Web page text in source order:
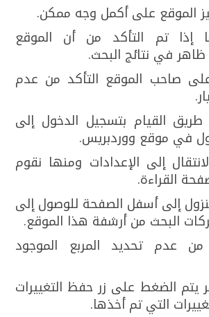
الموقع على أكمل وجه ممكن.
إذا تم التأكد من أن الموقع
ظاهر في نتائج البحث.
صاحب الموقع التأكد من عدم
القيام بتسجيل الدخول إلى
في موقع ووردبريس.
إلى الإعدادات ومنها نقوم
القراءة.
إلى أسفل الصفحة للوصول إلى
البحث من أرشفة هذا الموقع.
من عدم تحديد المربع الموجود
يتم الضغط على زر حفظ التغييرات
التي تم أخذها.